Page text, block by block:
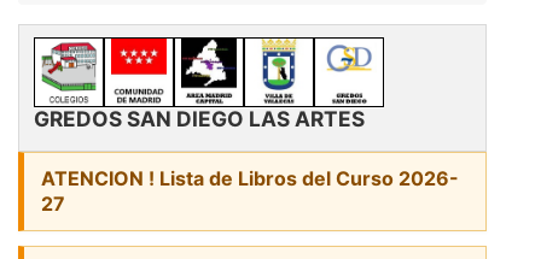
GREDOS SAN DIEGO LAS ARTES
ATENCION ! Lista de Libros del Curso 2026-
27